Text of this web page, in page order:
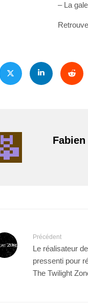
– La
Précédent
Le réalisateur
pressenti pour
The Twilight